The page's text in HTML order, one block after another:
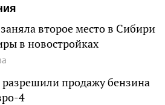
второе место в Сибири
в новостройках
продажу бензина
4